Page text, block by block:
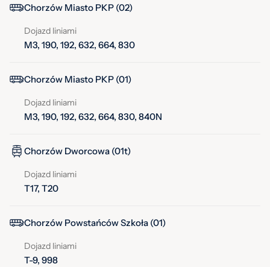
Chorzów Miasto PKP (02)
Dojazd liniami
M3, 190, 192, 632, 664, 830
Chorzów Miasto PKP (01)
Dojazd liniami
M3, 190, 192, 632, 664, 830, 840N
Chorzów Dworcowa (01t)
Dojazd liniami
T17, T20
Chorzów Powstańców Szkoła (01)
Dojazd liniami
T-9, 998